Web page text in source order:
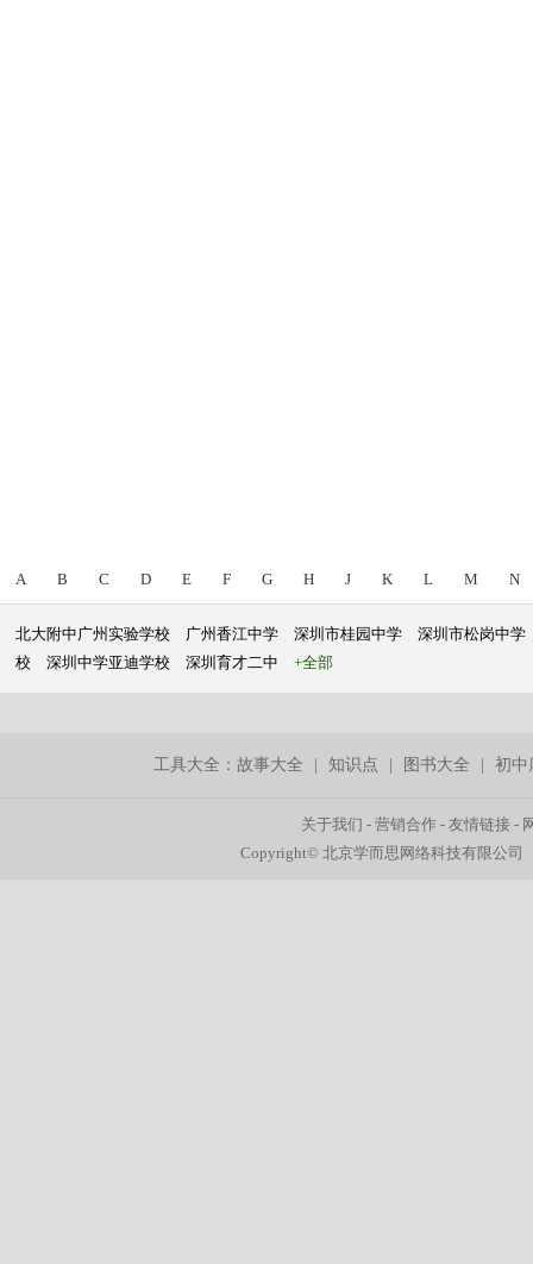
A B C D E F G H J K L M N
北大附中广州实验学校 广州香江中学 深圳市桂园中学
深圳市松岗中学
校
深圳中学亚迪学校 深圳育才二中 +全部
工具大全：故事大全 |知识点 图书大全 |初中
关于我们 -营销合作 -友情链接 -
Copyright© 北京学而思网络科技有限公司